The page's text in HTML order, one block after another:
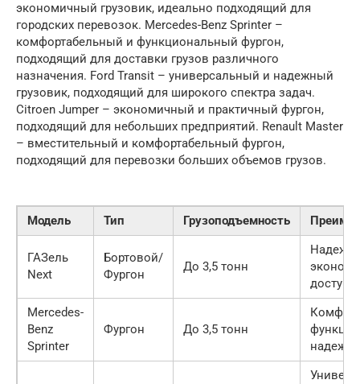
экономичный грузовик, идеально подходящий для
городских перевозок. Mercedes-Benz Sprinter –
комфортабельный и функциональный фургон,
подходящий для доставки грузов различного
назначения. Ford Transit – универсальный и надежный
грузовик, подходящий для широкого спектра задач.
Citroen Jumper – экономичный и практичный фургон,
подходящий для небольших предприятий. Renault Master
– вместительный и комфортабельный фургон,
подходящий для перевозки больших объемов грузов.
Модель Тип Грузоподъемность
ГАЗель
Next
Бортовой/
Фургон
До 3,5 тонн
Mercedes-
Benz
Sprinter
Фургон До 3,5 тонн